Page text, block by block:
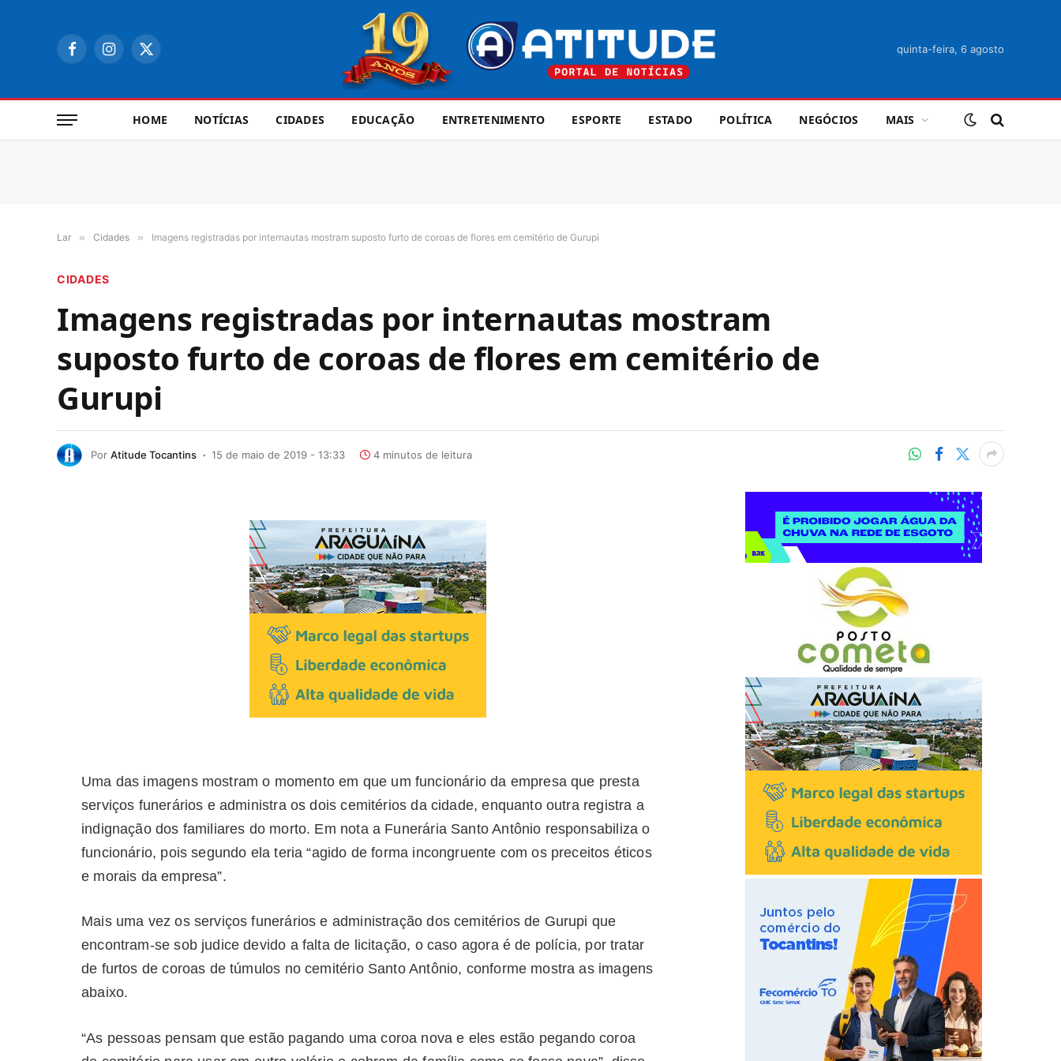
FacebookInstagram
X
quinta-feira, 6 agosto
HOME NOTÍCIAS CIDADES EDUCAÇÃO ENTRETENIMENTO ESPORTE ESTADO POLÍTICA NEGÓCIOS MAIS
Lar » Cidades » Imagens registradas por internautas mostram suposto furto de coroas de flores em cemitério de Gurupi
CIDADES
Imagens registradas por internautas mostram
suposto furto de coroas de flores em cemitério de
Gurupi
Por Atitude Tocantins 15 de maio de 2019 - 13:33 4 minutos de leitura
Uma das imagens mostram o momento em que um funcionário da empresa que presta
serviços funerários e administra os dois cemitérios da cidade, enquanto outra registra a
indignação dos familiares do morto. Em nota a Funerária Santo Antônio responsabiliza o
funcionário, pois segundo ela teria “agido de forma incongruente com os preceitos éticos
e morais da empresa”.
Mais uma vez os serviços funerários e administração dos cemitérios de Gurupi que
encontram-se sob judice devido a falta de licitação, o caso agora é de polícia, por tratar
de furtos de coroas de túmulos no cemitério Santo Antônio, conforme mostra as imagens
abaixo.
“As pessoas pensam que estão pagando uma coroa nova e eles estão pegando coroa